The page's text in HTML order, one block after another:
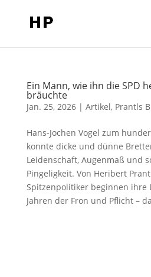
Ein Mann, wie ihn die SPD
bräuchte
Jan. 25, 2026| Artikel, Prantls
Hans-Jochen Vogel zum
konnte dicke und dünne
Leidenschaft, Augenmaß und
Pingeligkeit. Von Heribert
Spitzenpolitiker beginnen ihre
Jahren der Fron und Pflicht –